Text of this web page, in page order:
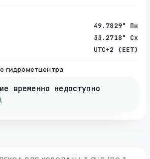
49.7829° Пн
33.2718° Сх
UTC+2 (EET)
гидрометцентра
временно недоступно